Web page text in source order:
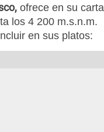
ofrece en su carta
los 4 200 m.s.n.m.
en sus platos: